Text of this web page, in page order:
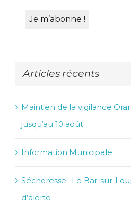
Articles récents
Maintien de la vigilance
jusqu’au 10 août
Information Municipale
Sécheresse : Le Bar-sur-
d’alerte